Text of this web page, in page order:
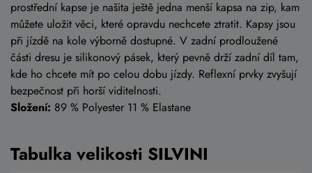
prostřední kapse je našita ještě jedna menší kapsa na zip, kam
můžete uložit věci, které opravdu nechcete ztratit. Kapsy jsou
při jízdě na kole výborně dostupné. V zadní prodloužené
části dresu je silikonový pásek, který pevně drží zadní díl tam,
kde ho chcete mít po celou dobu jízdy. Reflexní prvky zvyšují
bezpečnost při horší viditelnosti.
Složení: 89 % Polyester 11 % Elastane
Tabulka velikosti SILVINI